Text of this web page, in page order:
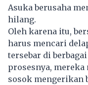
Asuka berusaha
hilang.
Oleh karena itu,
harus mencari
tersebar di
prosesnya,
sosok mengerikan